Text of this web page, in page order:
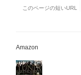
Amazon